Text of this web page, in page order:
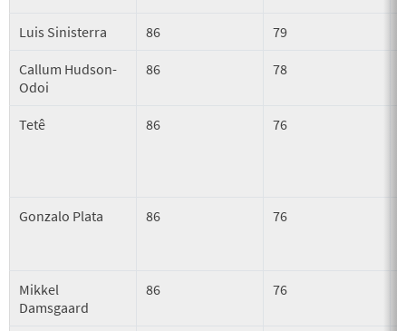
Luis Sinisterra 86 79
Callum Hudson-
Odoi
86 78
Tetê 86 76
Gonzalo Plata 86 76
Mikkel
Damsgaard
86 76